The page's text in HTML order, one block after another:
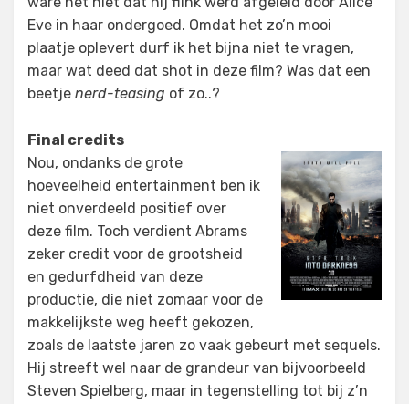
Eve in haar ondergoed. Omdat het zo’n mooi
plaatje oplevert durf ik het bijna niet te vragen,
maar wat deed dat shot in deze film? Was dat een
beetje nerd-teasing of zo..?
Final credits
Nou, ondanks de grote
hoeveelheid entertainment ben ik
niet onverdeeld positief over
deze film. Toch verdient Abrams
zeker credit voor de grootsheid
en gedurfdheid van deze
productie, die niet zomaar voor de
makkelijkste weg heeft gekozen,
zoals de laatste jaren zo vaak gebeurt met sequels.
Hij streeft wel naar de grandeur van bijvoorbeeld
Steven Spielberg, maar in tegenstelling tot bij z’n